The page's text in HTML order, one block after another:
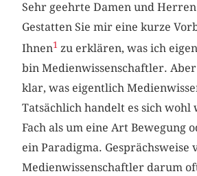
Sehr geehrte Damen und
Gestatten Sie mir eine kurze
Ihnen1 zu erklären, was ich
bin Medienwissenschaftler.
klar, was eigentlich
Tatsächlich handelt es sich wohl
Fach als um eine Art Bewegung
ein Paradigma. Gesprächsweise
Medienwissenschaftler darum